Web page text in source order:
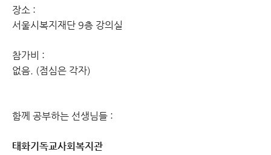
장소 :
서울시복지재단 9층 강의실
참가비 :
없음. (점심은 각자)
함께 공부하는 선생님들 :
태화기독교사회복지관